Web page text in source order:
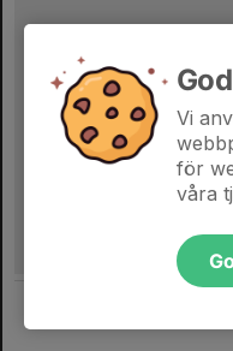
Vi
för
våra